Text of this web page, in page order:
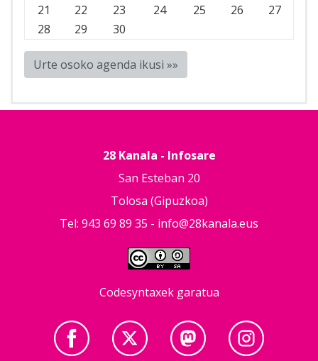
21
22 23 24 25 26
27
28
29 30
Urte osoko agenda ikusi »»
28 Kanala - Infosare
San Esteban 20
Tolosa (Gipuzkoa)
Tel: 943 69 89 35 - info@28kanala.eus
Codesyntaxek garatua